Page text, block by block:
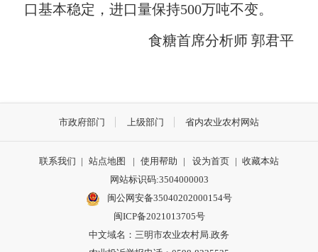
口基本稳定，进口量保持500万吨不变。
食糖首席分析师 郭君平
市政府部门 上级部门 省内农业农村网站
联系我们 | 站点地图 | 使用帮助 | 设为首页 | 收藏本站
网站标识码:3504000003
闽公网安备35040202000154号
闽ICP备2021013705号
中文域名：三明市农业农村局.政务